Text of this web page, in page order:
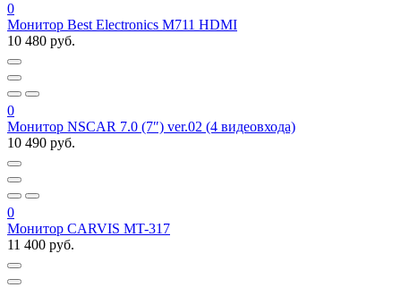
0
Монитор Best Electronics М711 HDMI
10 480 руб.
0
Монитор NSCAR 7.0 (7″) ver.02 (4 видеовхода)
10 490 руб.
0
Монитор CARVIS MT-317
11 400 руб.